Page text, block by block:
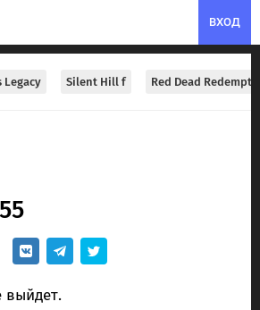
ВХОД
Legacy Silent Hill f Red Dead
выйдет.